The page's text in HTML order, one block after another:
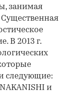
занимая
В 2013 г.
следующие:
NAKANISHI и